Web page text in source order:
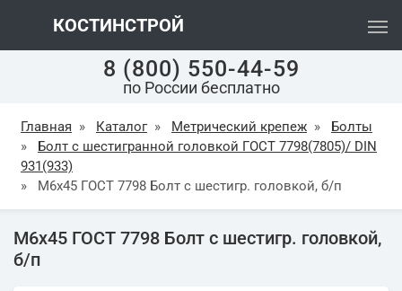
КОСТИНСТРОЙ
8 (800) 550-44-59
по России бесплатно
Главная » Каталог » Метрический крепеж »
Болты
»
Болт с шестигранной головкой ГОСТ 7798(7805)/ DIN
931(933)
»
М6х45 ГОСТ 7798 Болт с шестигр. головкой, б/п
М6х45 ГОСТ 7798 Болт с шестигр. головкой,
б/п